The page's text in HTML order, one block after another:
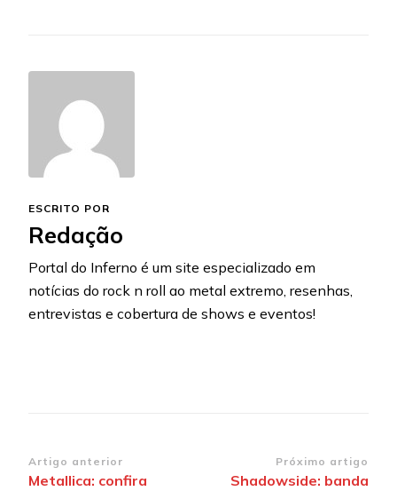
ESCRITO POR
Redação
Portal do Inferno é um site especializado em
notícias do rock n roll ao metal extremo, resenhas,
entrevistas e cobertura de shows e eventos!
Navegação
Artigo anterior
Metallica: confira
Próximo artigo
Shadowside: banda